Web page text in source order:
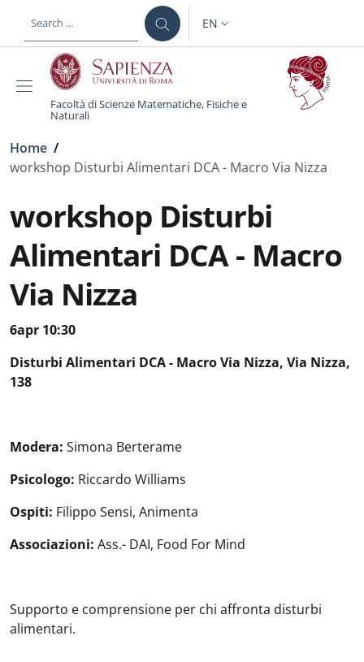
LANGUAGE SWITCHER:
EN
Facoltà di Scienze Matematiche, Fisiche e
Naturali
Breadcrumb
Home /
workshop Disturbi Alimentari DCA - Macro Via Nizza
workshop Disturbi
Alimentari DCA - Macro
Via Nizza
6apr 10:30
Disturbi Alimentari DCA - Macro Via Nizza, Via Nizza,
138
Modera: Simona Berterame
Psicologo: Riccardo Williams
Ospiti: Filippo Sensi, Animenta
Associazioni: Ass.- DAI, Food For Mind
Supporto e comprensione per chi affronta disturbi
alimentari.